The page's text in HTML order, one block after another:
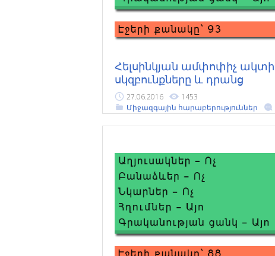
Հելսինկյան ամփոփիչ ակտի
սկզբունքները և դրանց
միջազգային կիրառության
առանձնահատկությունները
27.06.2016
1453
Միջազգային հարաբերություններ